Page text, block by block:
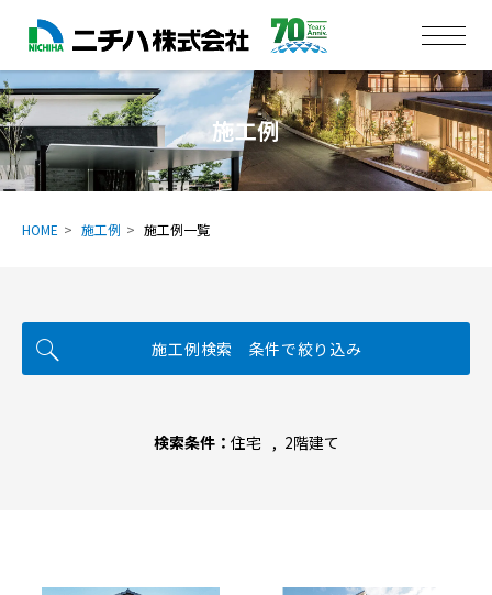
施工例
HOME 施工例 施工例一覧
施工例検索 条件で絞り込み
検索条件： 住宅 2階建て